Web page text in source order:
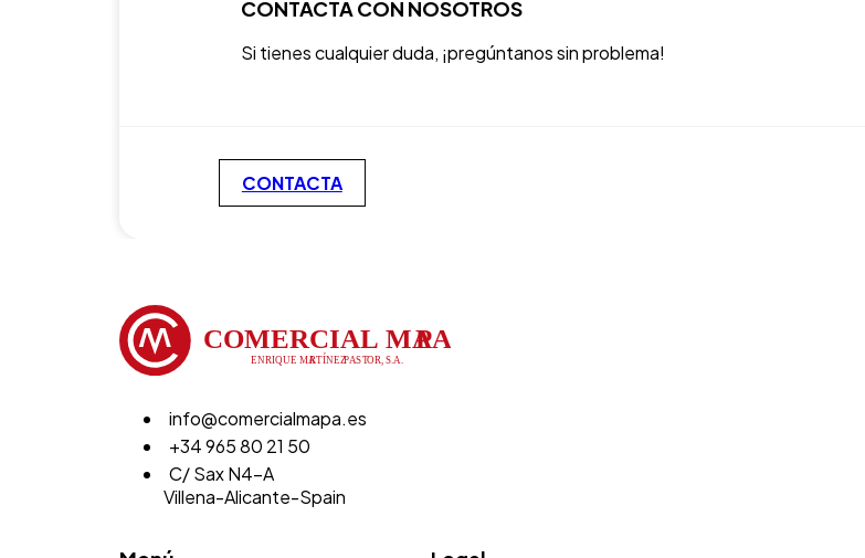
CONTACTA CON NOSOTROS
Si tienes cualquier duda, ¡pregúntanos sin problema!
CONTACTA
info@comercialmapa.es
+34 965 80 21 50
C/ Sax N4-A
Villena-Alicante-Spain